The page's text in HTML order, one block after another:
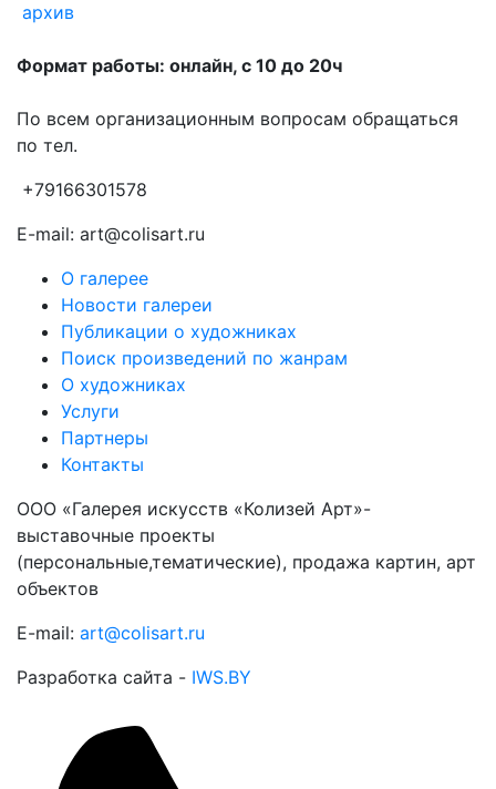
архив
Формат работы: онлайн, с 10 до 20ч
По всем организационным вопросам обращаться
по тел.
+79166301578
E-mail: art@colisart.ru
О галерее
Новости галереи
Публикации о художниках
Поиск произведений по жанрам
О художниках
Услуги
Партнеры
Контакты
ООО «Галерея искусств «Колизей Арт»-
выставочные проекты
(персональные,тематические), продажа картин, арт
объектов
E-mail: art@colisart.ru
Разработка сайта - IWS.BY